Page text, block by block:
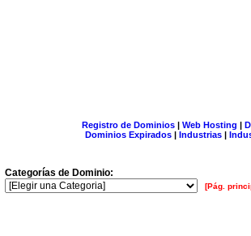
Registro de Dominios| Web Hosting |
Dominios Expirados | Industrias |
Categorías de Dominio:
[Pág.